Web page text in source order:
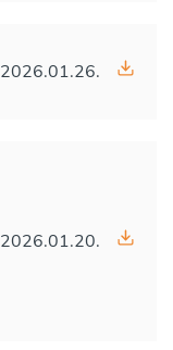
2026.01.26.
2026.01.20.